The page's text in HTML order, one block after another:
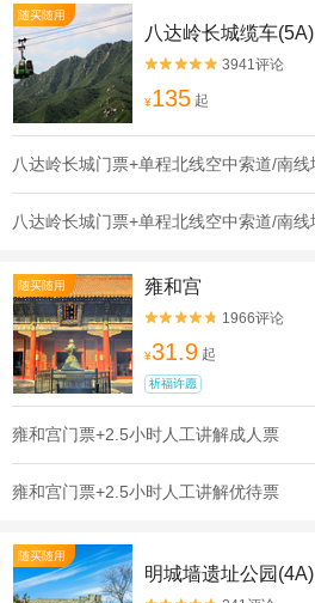
随买随用
八达岭长城缆车(5A)

 3941评论
¥135 起
随买随用 雍和宫

 1966评论
¥31.9 起
祈福许愿
雍和宫门票+2.5小时人工讲解成人票
雍和宫门票+2.5小时人工讲解优待票
随买随用
明城墙遗址公园(4A)